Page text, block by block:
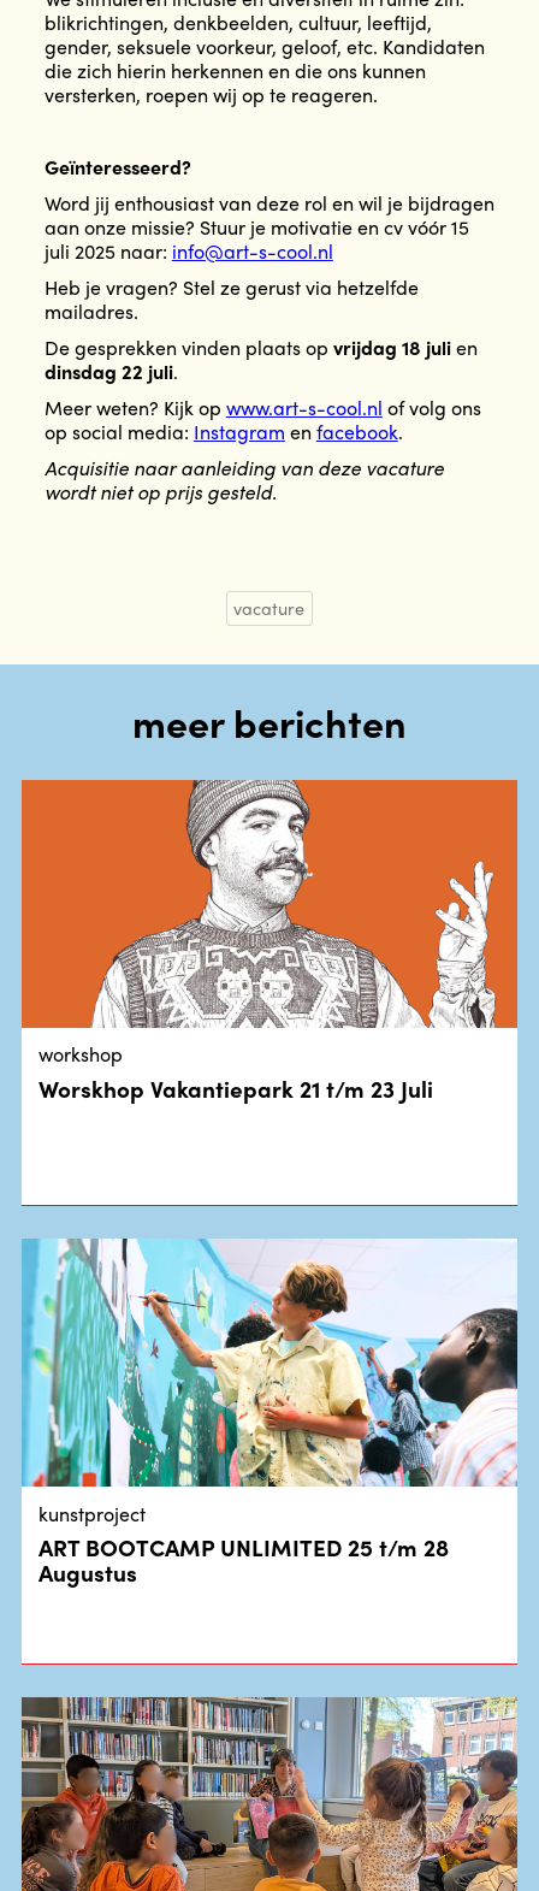
blikrichtingen, denkbeelden, cultuur, leeftijd,
gender, seksuele voorkeur, geloof, etc. Kandidaten
die zich hierin herkennen en die ons kunnen
versterken, roepen wij op te reageren.
Geïnteresseerd?
Word jij enthousiast van deze rol en wil je bijdragen
aan onze missie? Stuur je motivatie en cv vóór 15
juli 2025 naar: info@art-s-cool.nl
Heb je vragen? Stel ze gerust via hetzelfde
mailadres.
De gesprekken vinden plaats op vrijdag 18 julien
dinsdag 22 juli.
Meer weten? Kijk op www.art-s-cool.nl of volg ons
op social media: Instagram en facebook.
Acquisitie naar aanleiding van deze vacature
wordt niet op prijs gesteld.
vacature
meer berichten
workshop
Worskhop Vakantiepark 21 t/m 23 Juli
kunstproject
ART BOOTCAMP UNLIMITED 25 t/m 28
Augustus